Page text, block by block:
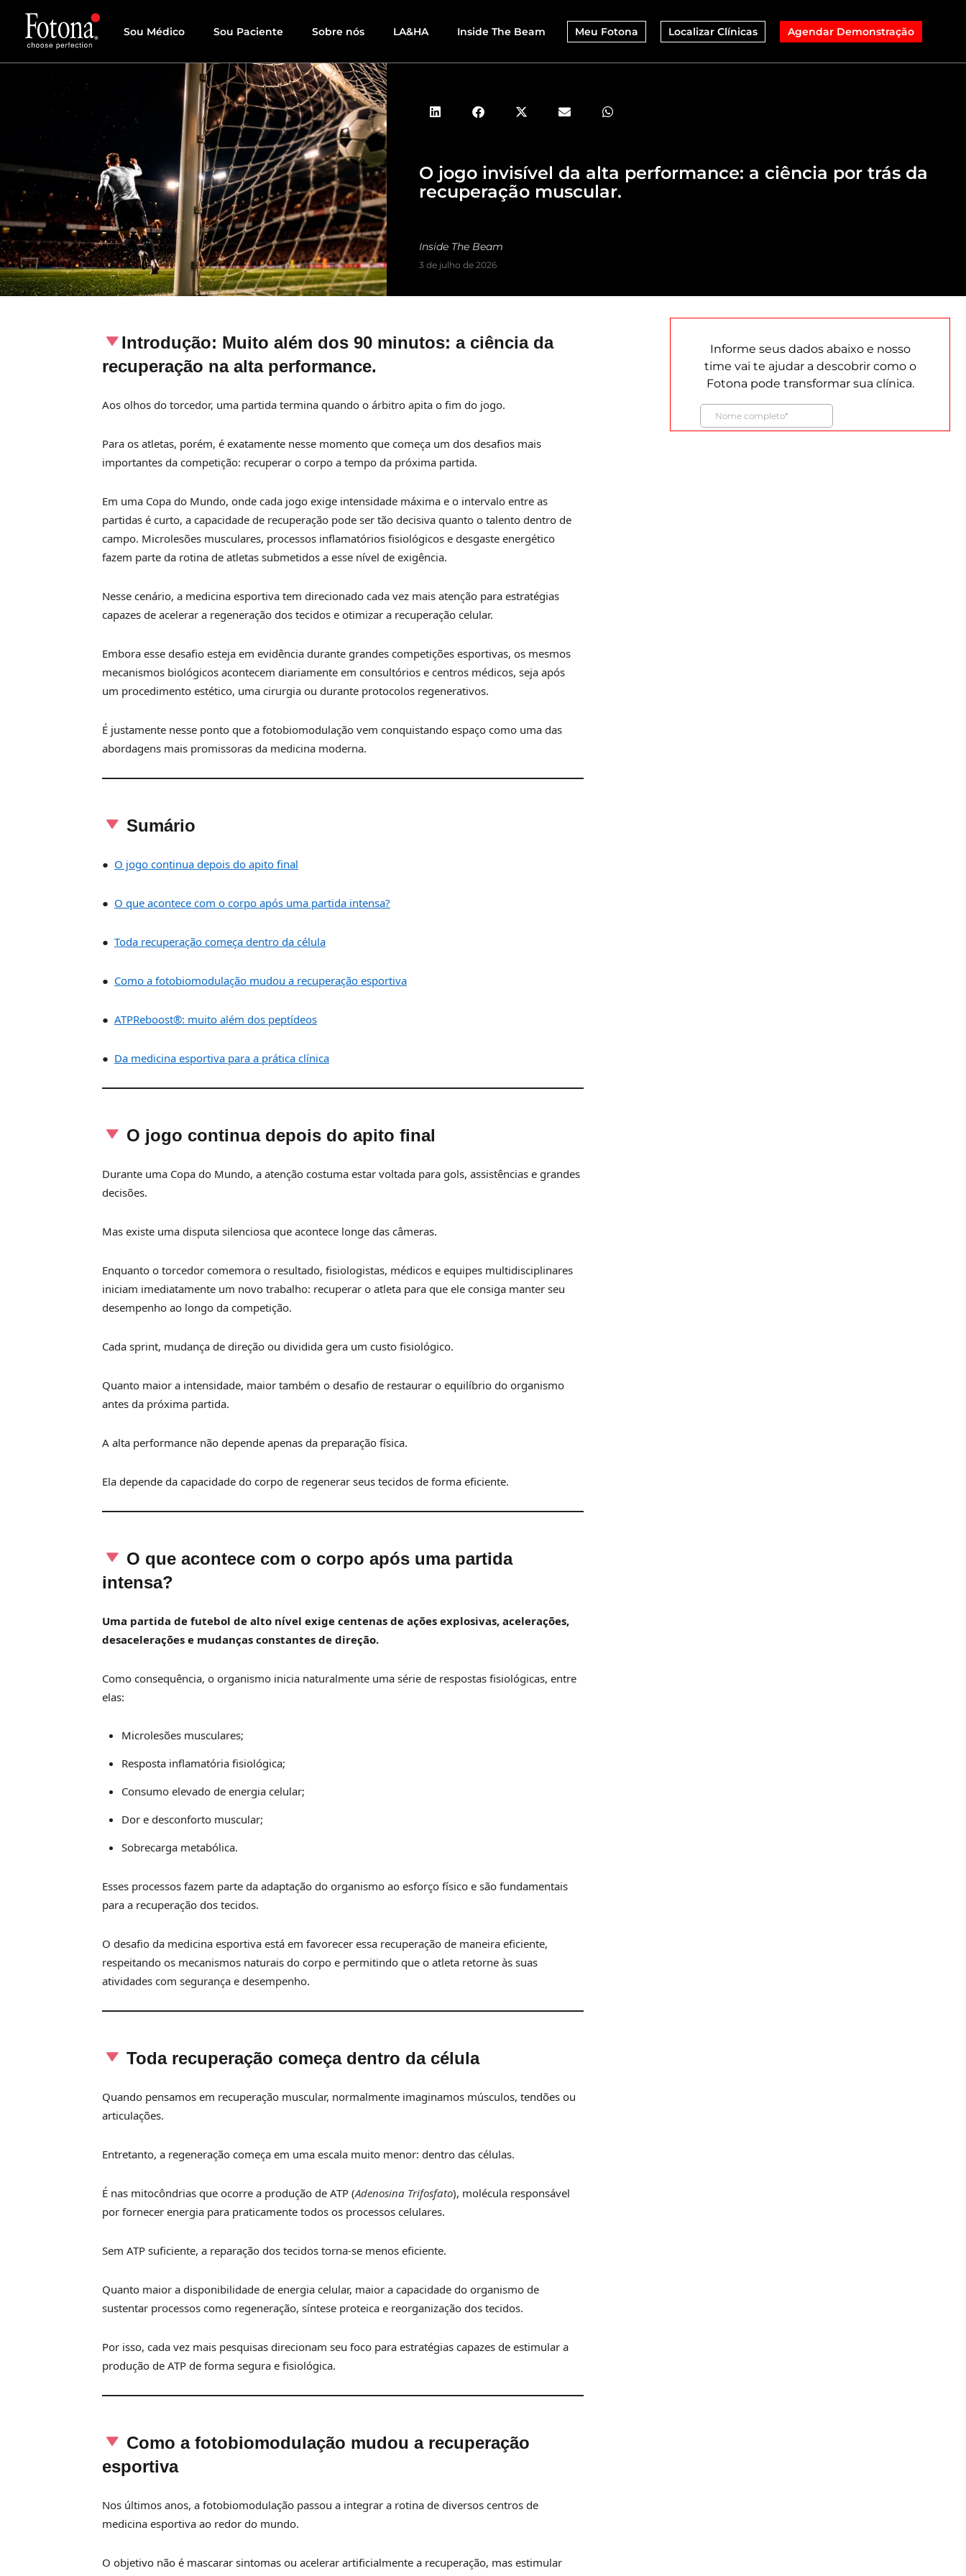
Sou Médico Sou Paciente Sobre nós LA&HA Inside The Beam Meu Fotona Localizar Clínicas Agendar Demonstração
O jogo invisível da alta performance: a ciência por trás da
recuperação muscular.
Inside The Beam
3 de julho de 2026
Introdução: Muito além dos 90 minutos: a ciência da
recuperação na alta performance.
Aos olhos do torcedor, uma partida termina quando o árbitro apita o fim do jogo.
Para os atletas, porém, é exatamente nesse momento que começa um dos desafios mais
importantes da competição: recuperar o corpo a tempo da próxima partida.
Em uma Copa do Mundo, onde cada jogo exige intensidade máxima e o intervalo entre as
partidas é curto, a capacidade de recuperação pode ser tão decisiva quanto o talento dentro de
campo. Microlesões musculares, processos inflamatórios fisiológicos e desgaste energético
fazem parte da rotina de atletas submetidos a esse nível de exigência.
Nesse cenário, a medicina esportiva tem direcionado cada vez mais atenção para estratégias
capazes de acelerar a regeneração dos tecidos e otimizar a recuperação celular.
Embora esse desafio esteja em evidência durante grandes competições esportivas, os mesmos
mecanismos biológicos acontecem diariamente em consultórios e centros médicos, seja após
um procedimento estético, uma cirurgia ou durante protocolos regenerativos.
É justamente nesse ponto que a fotobiomodulação vem conquistando espaço como uma das
abordagens mais promissoras da medicina moderna.
Sumário
● O jogo continua depois do apito final
● O que acontece com o corpo após uma partida intensa?
● Toda recuperação começa dentro da célula
● Como a fotobiomodulação mudou a recuperação esportiva
● ATPReboost®: muito além dos peptídeos
● Da medicina esportiva para a prática clínica
O jogo continua depois do apito final
Durante uma Copa do Mundo, a atenção costuma estar voltada para gols, assistências e grandes
decisões.
Mas existe uma disputa silenciosa que acontece longe das câmeras.
Enquanto o torcedor comemora o resultado, fisiologistas, médicos e equipes multidisciplinares
iniciam imediatamente um novo trabalho: recuperar o atleta para que ele consiga manter seu
desempenho ao longo da competição.
Cada sprint, mudança de direção ou dividida gera um custo fisiológico.
Quanto maior a intensidade, maior também o desafio de restaurar o equilíbrio do organismo
antes da próxima partida.
A alta performance não depende apenas da preparação física.
Ela depende da capacidade do corpo de regenerar seus tecidos de forma eficiente.
O que acontece com o corpo após uma partida
intensa?
Uma partida de futebol de alto nível exige centenas de ações explosivas, acelerações,
desacelerações e mudanças constantes de direção.
Como consequência, o organismo inicia naturalmente uma série de respostas fisiológicas, entre
elas:
Microlesões musculares;
Resposta inflamatória fisiológica;
Consumo elevado de energia celular;
Dor e desconforto muscular;
Sobrecarga metabólica.
Esses processos fazem parte da adaptação do organismo ao esforço físico e são fundamentais
para a recuperação dos tecidos.
O desafio da medicina esportiva está em favorecer essa recuperação de maneira eficiente,
respeitando os mecanismos naturais do corpo e permitindo que o atleta retorne às suas
atividades com segurança e desempenho.
Toda recuperação começa dentro da célula
Quando pensamos em recuperação muscular, normalmente imaginamos músculos, tendões ou
articulações.
Entretanto, a regeneração começa em uma escala muito menor: dentro das células.
É nas mitocôndrias que ocorre a produção de ATP (Adenosina Trifosfato), molécula responsável
por fornecer energia para praticamente todos os processos celulares.
Sem ATP suficiente, a reparação dos tecidos torna-se menos eficiente.
Quanto maior a disponibilidade de energia celular, maior a capacidade do organismo de
sustentar processos como regeneração, síntese proteica e reorganização dos tecidos.
Por isso, cada vez mais pesquisas direcionam seu foco para estratégias capazes de estimular a
produção de ATP de forma segura e fisiológica.
Como a fotobiomodulação mudou a recuperação
esportiva
Nos últimos anos, a fotobiomodulação passou a integrar a rotina de diversos centros de
medicina esportiva ao redor do mundo.
O objetivo não é mascarar sintomas ou acelerar artificialmente a recuperação, mas estimular